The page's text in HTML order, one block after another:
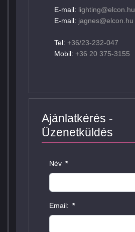
E-mail: lighting@elcon.hu
E-mail: jagnes@elcon.hu
Tel: +36/23-232-047
Mobil: +36 20 375-3155
Ajánlatkérés -
Üzenetküldés
Név *
Email: *